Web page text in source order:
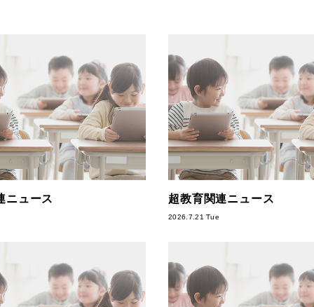
ニュース 超教育関連ニュース
2026.7.21 Tue